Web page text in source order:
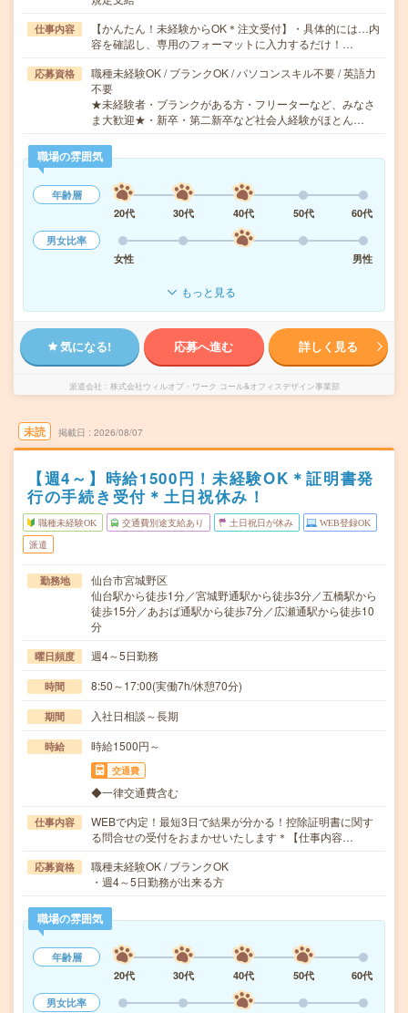
仕事内容
【かんたん！未経験からOK＊注文受付】・具体的には…内
容を確認し、専用のフォーマットに入力するだけ！…
応募資格
職種未経験OK / ブランクOK / パソコンスキル不要 / 英語力
不要
★未経験者・ブランクがある方・フリーターなど、みなさ
ま大歓迎★・新卒・第二新卒など社会人経験がほとん…
職場の雰囲気
年齢層
20代
30代 40代 50代
60代
男女比率
女性
男性
もっと見る
気になる! 応募へ進む 詳しく見る
派遣会社 株式会社ウィルオブ・ワーク コール&オフィスデザイン事業部
未読 掲載日 2026/08/07
【週4～】時給1500円！未経験OK＊証明書発
行の手続き受付＊土日祝休み！
職種未経験OK 交通費別途支給あり 土日祝日が休み WEB登録OK
派遣
勤務地
仙台市宮城野区
仙台駅から徒歩1分／宮城野通駅から徒歩3分／五橋駅から
徒歩15分／あおば通駅から徒歩7分／広瀬通駅から徒歩10
分
曜日頻度 週4～5日勤務
時間 8:50～17:00(実働7h/休憩70分)
期間 入社日相談～長期
時給 時給1500円～
交通費
◆一律交通費含む
仕事内容
WEBで内定！最短3日で結果が分かる！控除証明書に関す
る問合せの受付をおまかせいたします＊【仕事内容…
応募資格
職種未経験OK / ブランクOK
・週4～5日勤務が出来る方
職場の雰囲気
年齢層
20代
30代 40代 50代
60代
男女比率